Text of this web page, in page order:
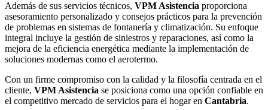
Además de sus servicios técnicos, VPM Asistencia proporciona
asesoramiento personalizado y consejos prácticos para la prevención
de problemas en sistemas de fontanería y climatización. Su enfoque
integral incluye la gestión de siniestros y reparaciones, así como la
mejora de la eficiencia energética mediante la implementación de
soluciones modernas como el aerotermo.
Con un firme compromiso con la calidad y la filosofía centrada en el
cliente, VPM Asistencia se posiciona como una opción confiable en
el competitivo mercado de servicios para el hogar en Cantabria.